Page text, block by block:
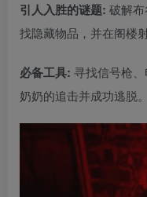
引人入胜的谜题: 破解
找隐藏物品，并在阁楼
必备工具: 寻找信号枪
奶奶的追击并成功逃脱。